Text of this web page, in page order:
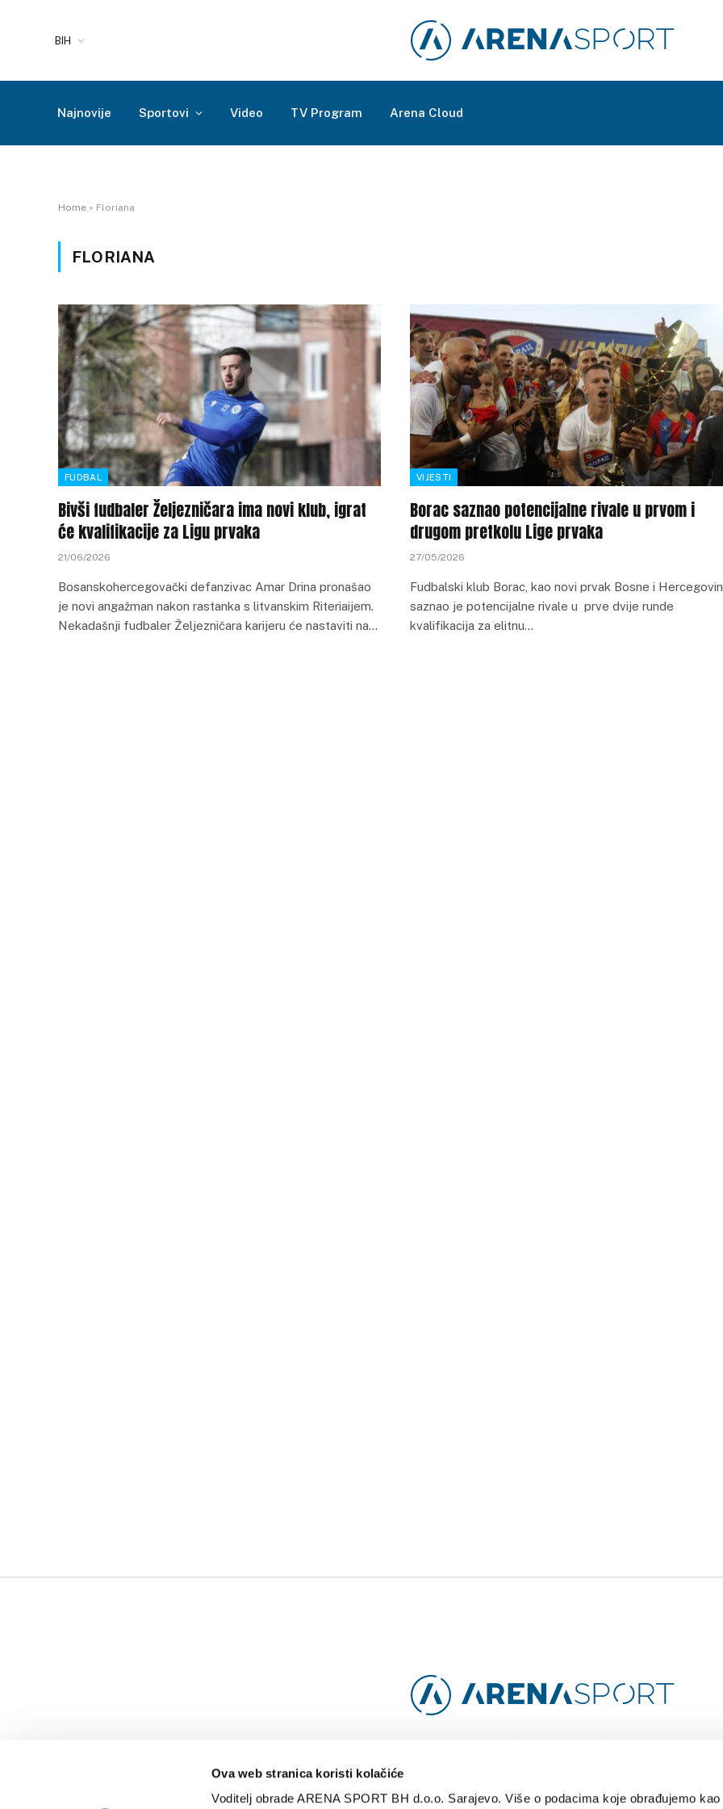
Ova web stranica koristi kolačiće
Voditelj obrade ARENA SPORT BH d.o.o. Sarajevo. Više o podacima koje obrađujemo
BIH
Najnovije Sportovi Video TV Program Arena Cloud
Home » Floriana
FLORIANA
FUDBAL
Bivši fudbaler Željezničara ima novi klub, igrat
će kvalifikacije za Ligu prvaka
21/06/2026
Bosanskohercegovački defanzivac Amar Drina pronašao
je novi angažman nakon rastanka s litvanskim Riteriaijem.
Nekadašnji fudbaler Željezničara karijeru će nastaviti na…
VIJESTI
Borac saznao potencijalne rivale u prvom i
drugom pretkolu Lige prvaka
27/05/2026
Fudbalski klub Borac, kao novi prvak Bosne i
saznao je potencijalne rivale u prve dvije runde
kvalifikacija za elitnu…